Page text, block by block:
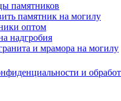
памятников
памятник на могилу
оптом
надгробия
и мрамора на могилу
и